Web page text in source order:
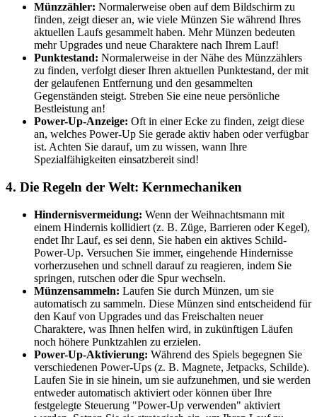
Münzzähler: Normalerweise oben auf dem Bildschirm zu
finden, zeigt dieser an, wie viele Münzen Sie während Ihres
aktuellen Laufs gesammelt haben. Mehr Münzen bedeuten
mehr Upgrades und neue Charaktere nach Ihrem Lauf!
Punktestand: Normalerweise in der Nähe des Münzzählers
zu finden, verfolgt dieser Ihren aktuellen Punktestand, der mit
der gelaufenen Entfernung und den gesammelten
Gegenständen steigt. Streben Sie eine neue persönliche
Bestleistung an!
Power-Up-Anzeige: Oft in einer Ecke zu finden, zeigt diese
an, welches Power-Up Sie gerade aktiv haben oder verfügbar
ist. Achten Sie darauf, um zu wissen, wann Ihre
Spezialfähigkeiten einsatzbereit sind!
4. Die Regeln der Welt: Kernmechaniken
Hindernisvermeidung: Wenn der Weihnachtsmann mit
einem Hindernis kollidiert (z. B. Züge, Barrieren oder Kegel),
endet Ihr Lauf, es sei denn, Sie haben ein aktives Schild-
Power-Up. Versuchen Sie immer, eingehende Hindernisse
vorherzusehen und schnell darauf zu reagieren, indem Sie
springen, rutschen oder die Spur wechseln.
Münzensammeln: Laufen Sie durch Münzen, um sie
automatisch zu sammeln. Diese Münzen sind entscheidend für
den Kauf von Upgrades und das Freischalten neuer
Charaktere, was Ihnen helfen wird, in zukünftigen Läufen
noch höhere Punktzahlen zu erzielen.
Power-Up-Aktivierung: Während des Spiels begegnen Sie
verschiedenen Power-Ups (z. B. Magnete, Jetpacks, Schilde).
Laufen Sie in sie hinein, um sie aufzunehmen, und sie werden
entweder automatisch aktiviert oder können über Ihre
festgelegte Steuerung "Power-Up verwenden" aktiviert